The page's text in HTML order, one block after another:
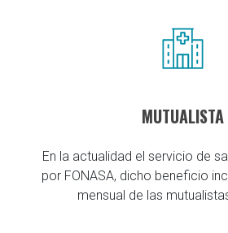
MUTUALISTA
En la actualidad el servicio de
por FONASA, dicho beneficio
mensual de las